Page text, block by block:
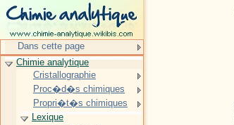
Dans cette page
Chimie analytique
Cristallographie
Proc�d�s chimiques
Propri�t�s chimiques
Lexique